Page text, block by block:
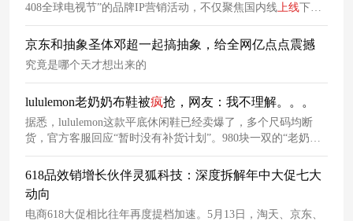
408全球电视节”的品牌IP营销活动，不仅聚焦国内线 上线下市
场，更是将目光放远至国外。
京东和抽象圣体邓超一起搞抽象，给全网亿点点震撼
究竟是哪个天才想出来的
lululemon老奶奶布鞋被疯抢，网友：我不理解。。。
据悉，lululemon这款平底休闲鞋已经卖爆了，多个尺码均断
货，官方客服回应“暂时没有补货计划”。980块一双的“老奶奶
布鞋”被疯抢，网友表示不理解，我也不理解。。。今年年初，
lululemon 上线了Get Low系列瑜伽裤，新品卖点主打“随便蹲、
随便拉、随便练”。一次次挑战消费者底线的lululemon，让曾
经忠实的中产消费者，逐渐变得失望。
618品效销增长伙伴灵狐科技：深度拆解年中大促七大
动向
电商618大促相比往年再度提档加速。5月13日，淘天、京东、